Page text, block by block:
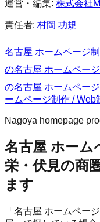
運営・編集: 株式会社
責任者: 村岡 功規
名古屋 ホームページ
の名古屋 ホームペー
の名古屋 ホームペー
ームページ制作 / Web
Nagoya homepage
名古屋 ホーム
栄・伏見の商
ます
「名古屋 ホームペー